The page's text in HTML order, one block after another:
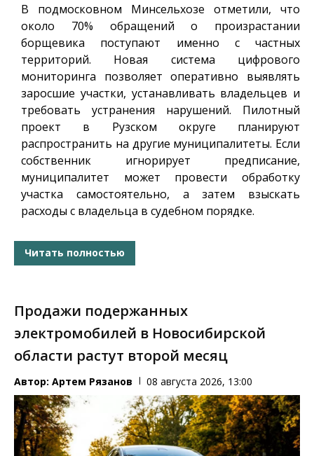
В подмосковном Минсельхозе отметили, что
около 70% обращений о произрастании
борщевика поступают именно с частных
территорий. Новая система цифрового
мониторинга позволяет оперативно выявлять
заросшие участки, устанавливать владельцев и
требовать устранения нарушений. Пилотный
проект в Рузском округе планируют
распространить на другие муниципалитеты. Если
собственник игнорирует предписание,
муниципалитет может провести обработку
участка самостоятельно, а затем взыскать
расходы с владельца в судебном порядке.
Читать полностью
Продажи подержанных
электромобилей в Новосибирской
области растут второй месяц
Автор: Артем Рязанов 08 августа 2026, 13:00